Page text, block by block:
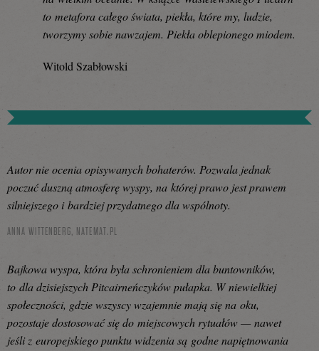
to metafora całego świata, piekła, które my, ludzie,
tworzymy sobie nawzajem. Piekła oblepionego miodem.
Witold Szabłowski
Autor nie ocenia opisywanych bohaterów. Pozwala jednak
poczuć duszną atmosferę wyspy, na której prawo jest prawem
silniejszego i bardziej przydatnego dla wspólnoty.
ANNA WITTENBERG, NATEMAT.PL
Bajkowa wyspa, która była schronieniem dla buntowników,
to dla dzisiejszych Pitcairneńczyków pułapka. W niewielkiej
społeczności, gdzie wszyscy wzajemnie mają się na oku,
pozostaje dostosować się do miejscowych rytuałów — nawet
jeśli z europejskiego punktu widzenia są godne napiętnowania